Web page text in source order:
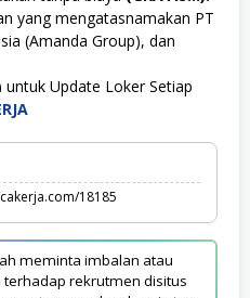
yang mengatasnamakan PT
(Amanda Group), dan
untuk Update Loker Setiap
18185
meminta imbalan atau
rekrutmen disitus